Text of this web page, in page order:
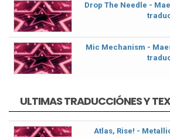
Drop The Needle -
Mic Mechanism -
ULTIMAS TRADUCCIÓNES Y
Atlas, Rise! -